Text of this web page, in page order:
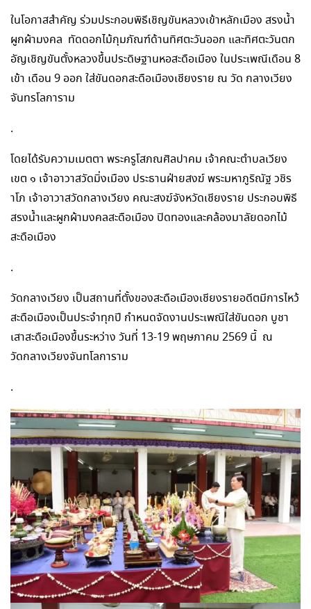
ในโอกาสสำคัญ ร่วมประกอบพิธีเชิญขันหลวงเข้าหลักเมือง สรงน้ำ
ผูกผ้ามงคล ทัดดอกไม้กุมภัณฑ์ด้านทิศตะวันออก และทิศตะวันตก
อัญเชิญขันตั้งหลวงขึ้นประดิษฐานหอสะดือเมือง ในประเพณีเดือน 8
เข้า เดือน 9 ออก ใส่ขันดอกสะดือเมืองเชียงราย ณ วัด กลางเวียง
จันทรโลการาม
.
โดยได้รับความเมตตา พระครูโสภณศิลปาคม เจ้าคณะตำบลเวียง
เขต ๑ เจ้าอาวาสวัดมิ่งเมือง ประธานฝ่ายสงฆ์ พระมหาภูริณัฐ วชิร
าโภ เจ้าอาวาสวัดกลางเวียง คณะสงฆ์จังหวัดเชียงราย ประกอบพิธี
สรงน้ำและผูกผ้ามงคลสะดือเมือง ปิดทองและคล้องมาลัยดอกไม้
สะดือเมือง
.
วัดกลางเวียง เป็นสถานที่ตั้งของสะดือเมืองเชียงรายอดีตมีการไหว้
สะดือเมืองเป็นประจำทุกปี กำหนดจัดงานประเพณีใส่ขันดอก บูชา
เสาสะดือเมืองขึ้นระหว่าง วันที่ 13-19 พฤษภาคม 2569 นี้ ณ
วัดกลางเวียงจันทโลการาม
.